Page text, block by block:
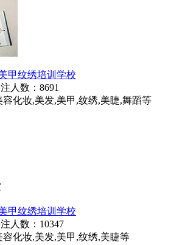
甲纹绣培训学校
人数： 8691
容化妆,美发,美甲,纹绣,美睫,舞蹈等
甲纹绣培训学校
人数： 10347
容化妆,美发,美甲,纹绣,美睫等